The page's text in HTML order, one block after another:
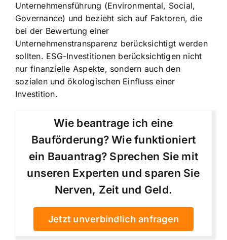
Unternehmensführung (Environmental, Social,
Governance) und bezieht sich auf Faktoren, die
bei der Bewertung einer
Unternehmenstransparenz berücksichtigt werden
sollten. ESG-Investitionen berücksichtigen nicht
nur finanzielle Aspekte, sondern auch den
sozialen und ökologischen Einfluss einer
Investition.
Wie beantrage ich eine
Bauförderung? Wie funktioniert
ein Bauantrag? Sprechen Sie mit
unseren Experten und sparen Sie
Nerven, Zeit und Geld.
Jetzt unverbindlich anfragen